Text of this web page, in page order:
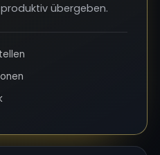
übergeben.